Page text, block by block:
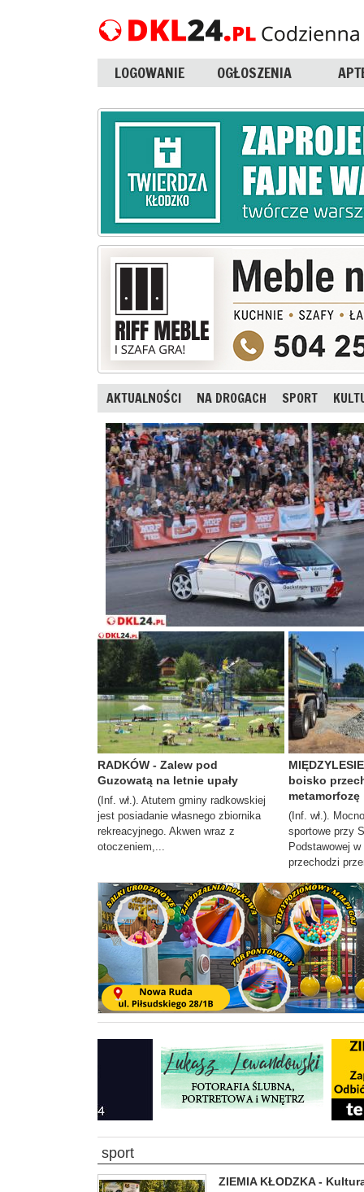
LOGOWANIE OGŁOSZENIA
AKTUALNOŚCI NA DROGACH SPORT
RADKÓW - Zalew pod
Guzowatą na letnie upały
(Inf. wł.). Atutem gminy radkowskiej
jest posiadanie własnego zbiornika
rekreacyjnego. Akwen wraz z
otoczeniem,...
boisko
metamorfozę
(Inf. wł.).
sportowe przy
Podstawowej
przechodzi
sport
ZIEMIA KŁODZKA -